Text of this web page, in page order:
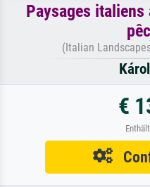
Paysages
(Italian
€